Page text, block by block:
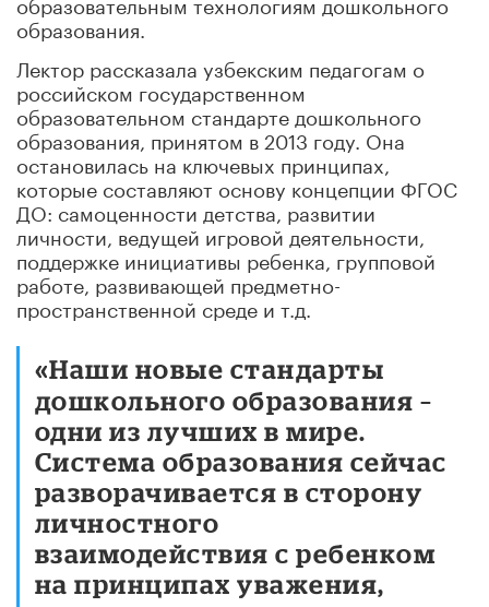
образования.
Лектор рассказала узбекским педагогам о
российском государственном
образовательном стандарте дошкольного
образования, принятом в 2013 году. Она
остановилась на ключевых принципах,
которые составляют основу концепции ФГОС
ДО: самоценности детства, развитии
личности, ведущей игровой деятельности,
поддержке инициативы ребенка, групповой
работе, развивающей предметно-
пространственной среде и т.д.
«Наши новые стандарты
дошкольного образования –
одни из лучших в мире.
Система образования сейчас
разворачивается в сторону
личностного
взаимодействия с ребенком
на принципах уважения,